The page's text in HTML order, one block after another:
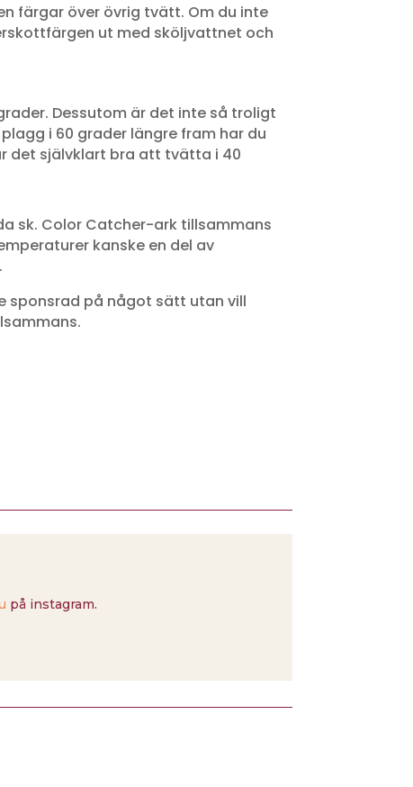
färgar över övrig tvätt. Om du inte
ut med sköljvattnet och
Dessutom är det inte så troligt
i 60 grader längre fram har du
det självklart bra att tvätta i 40
sk. Color Catcher-ark tillsammans
kanske en del av
sponsrad på något sätt utan vill
på instagram.